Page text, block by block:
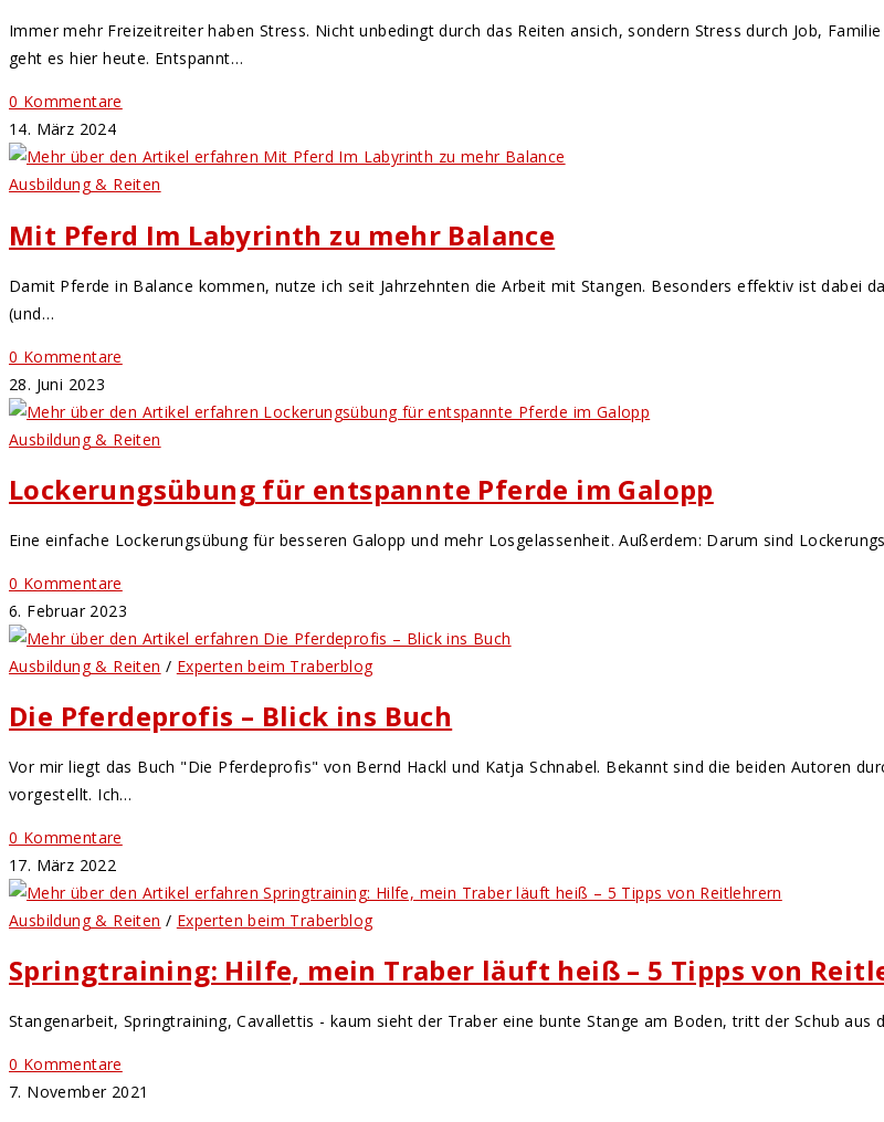
Immer mehr Freizeitreiter haben Stress. Nicht unbedingt durch das Reiten ansich, sondern Stress durch Job,
geht es hier heute. Entspannt…
0 Kommentare
14. März 2024
Ausbildung & Reiten
Mit Pferd Im Labyrinth zu mehr Balance
Damit Pferde in Balance kommen, nutze ich seit Jahrzehnten die Arbeit mit Stangen. Besonders effektiv ist dabei
(und…
0 Kommentare
28. Juni 2023
Ausbildung & Reiten
Lockerungsübung für entspannte Pferde im Galopp
Eine einfache Lockerungsübung für besseren Galopp und mehr Losgelassenheit. Außerdem: Darum sind
0 Kommentare
6. Februar 2023
Ausbildung & Reiten / Experten beim Traberblog
Die Pferdeprofis – Blick ins Buch
Vor mir liegt das Buch "Die Pferdeprofis" von Bernd Hackl und Katja Schnabel. Bekannt sind die beiden Autoren
vorgestellt. Ich…
0 Kommentare
17. März 2022
Ausbildung & Reiten / Experten beim Traberblog
Springtraining: Hilfe, mein Traber läuft heiß – 5 Tipps von
Stangenarbeit, Springtraining, Cavallettis - kaum sieht der Traber eine bunte Stange am Boden, tritt der Schub
0 Kommentare
7. November 2021